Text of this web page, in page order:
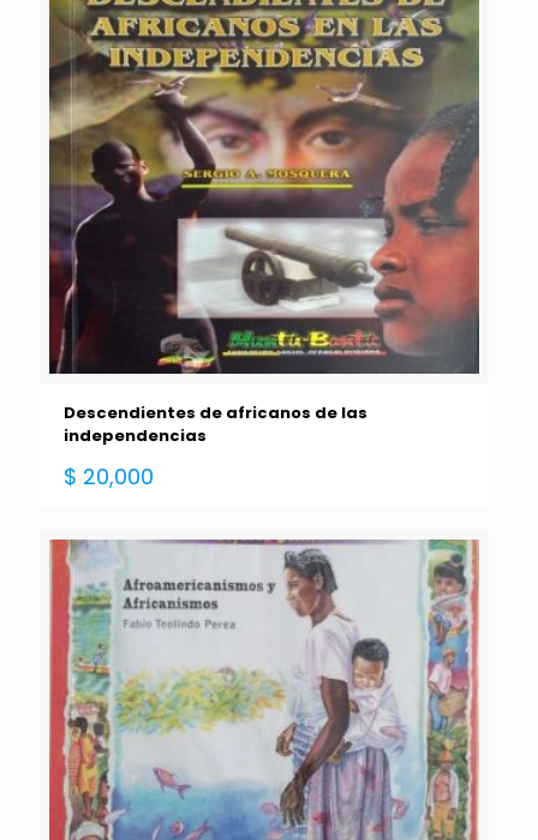
Descendientes de africanos de las
independencias
$ 20,000